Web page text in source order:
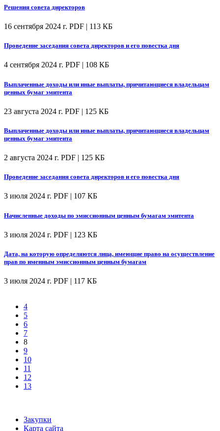
Решения совета директоров
16 сентября 2024 г. PDF | 113 КБ
Проведение заседания совета директоров и его повестка дня
4 сентября 2024 г. PDF | 108 КБ
Выплаченные доходы или иные выплаты, причитающиеся владельцам
ценных бумаг эмитента
23 августа 2024 г. PDF | 125 КБ
Выплаченные доходы или иные выплаты, причитающиеся владельцам
ценных бумаг эмитента
2 августа 2024 г. PDF | 125 КБ
Проведение заседания совета директоров и его повестка дня
3 июля 2024 г. PDF | 107 КБ
Начисленные доходы по эмиссионным ценным бумагам эмитента
3 июля 2024 г. PDF | 123 КБ
Дата, на которую определяются лица, имеющие право на осуществление
прав по именным эмиссионным ценным бумагам
3 июля 2024 г. PDF | 117 КБ
4
5
6
7
8
9
10
11
12
13
Закупки
Карта сайта